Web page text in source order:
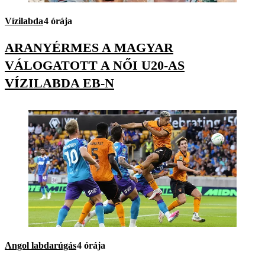
Vízilabda4 órája
ARANYÉRMES A MAGYAR
VÁLOGATOTT A NŐI U20-AS
VÍZILABDA EB-N
Angol labdarúgás4 órája